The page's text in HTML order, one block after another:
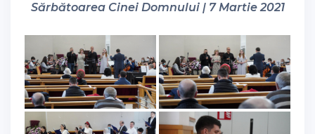
Sărbătoarea Cinei Domnului | 7 Martie 2021